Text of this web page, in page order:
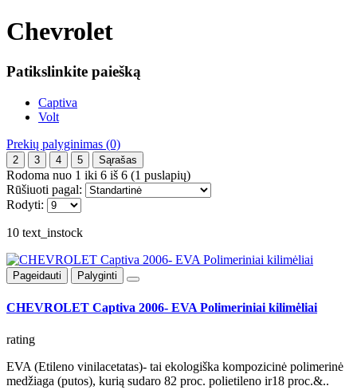
Chevrolet
Patikslinkite paiešką
Captiva
Volt
Prekių palyginimas (0)
2 3 4 5 Sąrašas
Rodoma nuo 1 iki 6 iš 6 (1 puslapių)
Rūšiuoti pagal:
Rodyti:
10 text_instock
Pageidauti Palyginti
CHEVROLET Captiva 2006- EVA Polimeriniai kilimėliai
rating
EVA (Etileno vinilacetatas)- tai ekologiška kompozicinė polimerinė
medžiaga (putos), kurią sudaro 82 proc. polietileno ir18 proc.&..